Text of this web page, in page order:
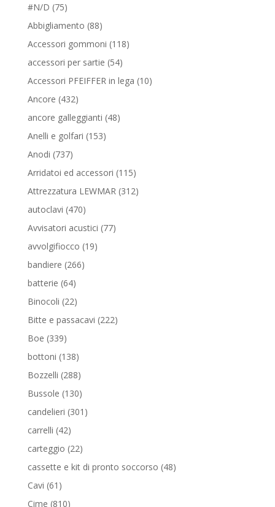
#N/D 7575
prodotti
Abbigliamento 8888
prodotti
Accessori gommoni 118118
accessori per sartie 5454
prodotti
Accessori PFEIFFER in lega 1010
Ancore 432432
prodotti
ancore galleggianti 4848
Anelli e golfari 153153
Anodi 737737
prodotti
Arridatoi ed accessori 115115
prodotti
Attrezzatura LEWMAR 312312
autoclavi 470470
prodotti
Avvisatori acustici 7777
avvolgifiocco 1919
bandiere 266266
batterie 6464
prodotti
Binocoli 2222
prodotti
Bitte e passacavi 222222
Boe 339339
prodotti
bottoni 138138
prodotti
Bozzelli 288288
prodotti
Bussole 130130
prodotti
candelieri 301 301
carrelli 4242
prodotti
carteggio 2222
prodotti
cassette e kit di pronto soccorso 4848
Cavi 61 61
prodotti
Cime 810810